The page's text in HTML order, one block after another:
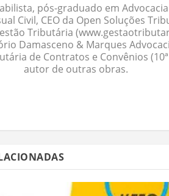
pós-graduado em
Civil, CEO da Open Soluções
Tributária
Damasceno & Marques
de Contratos e Convênios
autor de outras obras.